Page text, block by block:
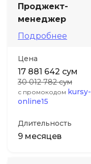
Проджект-
менеджер
Подробнее
Цена
17 881 642 сум
30 012 782 сум
с промокодом kursy-
online15
Длительность
9 месяцев